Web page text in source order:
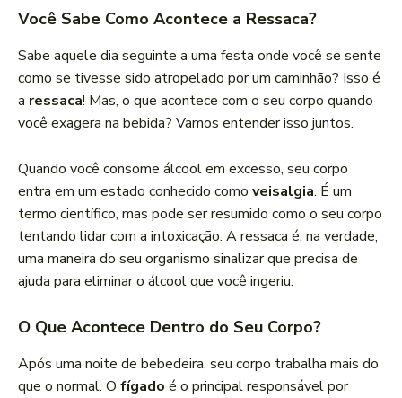
Você Sabe Como Acontece a Ressaca?
Sabe aquele dia seguinte a uma festa onde você se sente
como se tivesse sido atropelado por um caminhão? Isso é
a ressaca! Mas, o que acontece com o seu corpo quando
você exagera na bebida? Vamos entender isso juntos.
Quando você consome álcool em excesso, seu corpo
entra em um estado conhecido como veisalgia. É um
termo científico, mas pode ser resumido como o seu corpo
tentando lidar com a intoxicação. A ressaca é, na verdade,
uma maneira do seu organismo sinalizar que precisa de
ajuda para eliminar o álcool que você ingeriu.
O Que Acontece Dentro do Seu Corpo?
Após uma noite de bebedeira, seu corpo trabalha mais do
que o normal. O fígado é o principal responsável por